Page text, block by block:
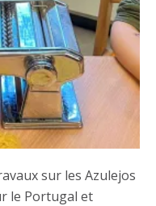
sur les Azulejos
le Portugal et